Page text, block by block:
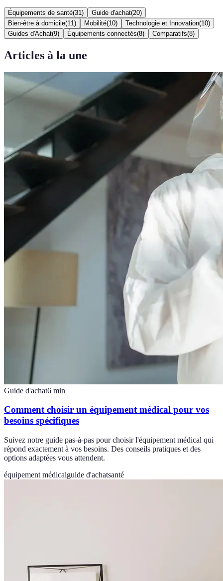
Équipements de santé(31 ) Guide d'achat(20)
Bien-être à domicile(11 ) Mobilité(10) Technologie et Innovation(10)
Guides d'Achat(9) Équipements connectés(8) Comparatifs(8)
Articles à la une
Guide d'achat6 min
Comment choisir un équipement médical pour vos
besoins spécifiques
Suivez notre guide pas-à-pas pour choisir l'équipement médical qui
répond exactement à vos besoins. Des conseils pratiques et des
options adaptées vous attendent.
équipement médicalguide d'achatsanté